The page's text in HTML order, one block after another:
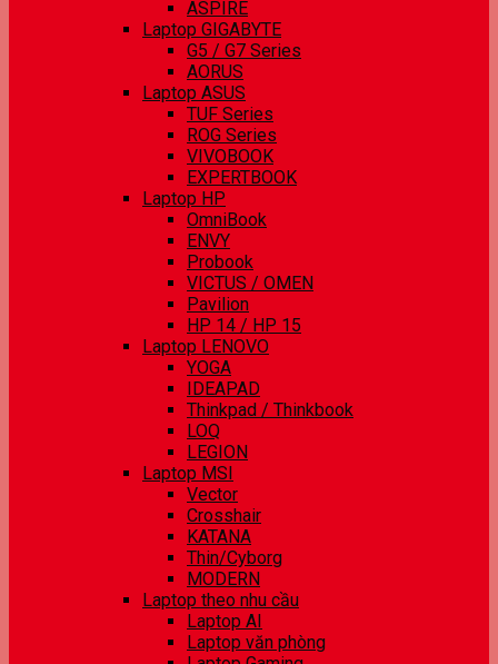
ASPIRE
Laptop GIGABYTE
G5 / G7 Series
AORUS
Laptop ASUS
TUF Series
ROG Series
VIVOBOOK
EXPERTBOOK
Laptop HP
OmniBook
ENVY
Probook
VICTUS / OMEN
Pavilion
HP 14 / HP 15
Laptop LENOVO
YOGA
IDEAPAD
Thinkpad / Thinkbook
LOQ
LEGION
Laptop MSI
Vector
Crosshair
KATANA
Thin/Cyborg
MODERN
Laptop theo nhu cầu
Laptop AI
Laptop văn phòng